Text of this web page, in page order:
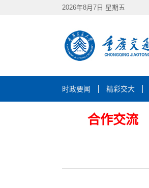
2026年8月7日 星期五
时政要闻 精彩交大
合作交流